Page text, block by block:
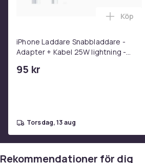
Produktsäkerhetsinformation
iPhone Laddare Snabbladdare -
Adapter + Kabel 25W lightning -
95 kr
Lägg
Köp
torsdag, 13 aug
Rekommendationer för dig